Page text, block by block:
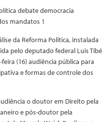
da Reforma Política, instalada
pelo deputado federal Luis Tibé
(16) audiência pública para
e formas de controle dos
o doutor em Direito pela
e pós-doutor pela